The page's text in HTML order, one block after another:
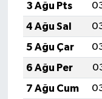
3 Ağu Pts
4 Ağu Sal
5 Ağu Çar
6 Ağu Per
7 Ağu Cum